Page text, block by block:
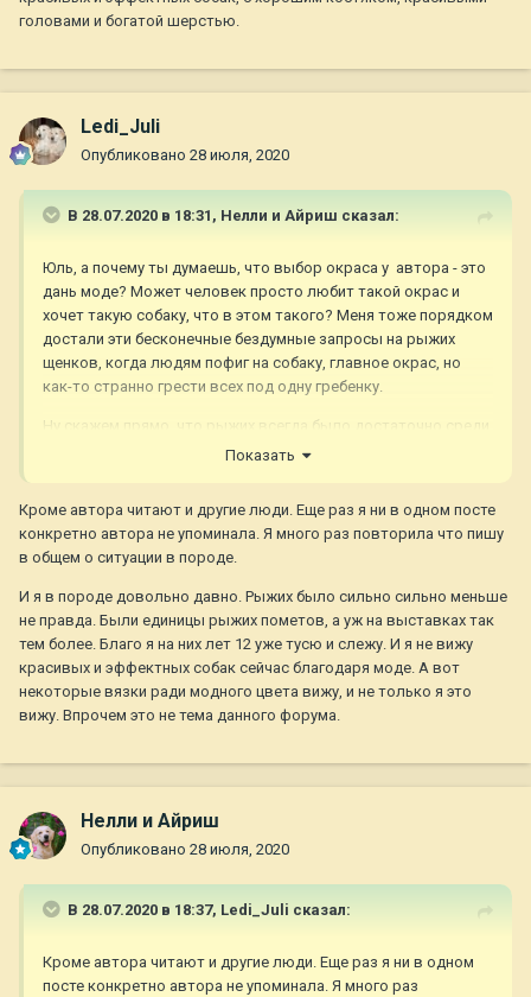
головами и богатой шерстью.
Ledi_Juli
Опубликовано 28 июля, 2020
В 28.07.2020 в 18:31, Нелли и Айриш сказал:
Юль, а почему ты думаешь, что выбор окраса у автора - это
дань моде? Может человек просто любит такой окрас и
хочет такую собаку, что в этом такого? Меня тоже порядком
достали эти бесконечные бездумные запросы на рыжих
щенков, когда людям пофиг на собаку, главное окрас, но
как-то странно грести всех под одну гребенку.
Ну скажем прямо, что рыжих всегда было достаточно среди
голденов, независимо от моды. Просто на фоне шерстистых
рыжий окрас, которая подарила породе в данный момент
много реально красивых и эффектных собак, с хорошим
костяком, красивыми головами и богатой шерстью.
Показать
Кроме автора читают и другие люди. Еще раз я ни в одном посте
конкретно автора не упоминала. Я много раз повторила что пишу
в общем о ситуации в породе.
И я в породе довольно давно. Рыжих было сильно сильно меньше
не правда. Были единицы рыжих пометов, а уж на выставках так
тем более. Благо я на них лет 12 уже тусю и слежу. И я не вижу
красивых и эффектных собак сейчас благодаря моде. А вот
некоторые вязки ради модного цвета вижу, и не только я это
вижу. Впрочем это не тема данного форума.
Нелли и Айриш
Опубликовано 28 июля, 2020
В 28.07.2020 в 18:37, Ledi_Juli сказал:
Кроме автора читают и другие люди. Еще раз я ни в одном
посте конкретно автора не упоминала. Я много раз